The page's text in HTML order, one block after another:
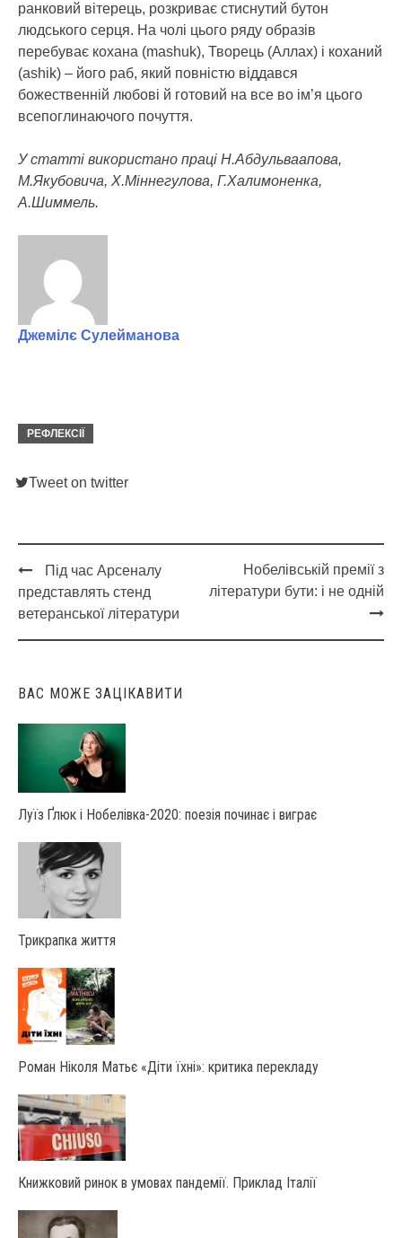
ранковий вітерець, розкриває стиснутий бутон
людського серця. На чолі цього ряду образів
перебуває кохана (mashuk), Творець (Аллах) і коханий
(ashik) – його раб, який повністю віддався
божественній любові й готовий на все во ім’я цього
всепоглинаючого почуття.
У статті використано праці Н.Абдульваапова,
М.Якубовича, Х.Міннегулова, Г.Халимоненка,
А.Шиммель.
Джемілє Сулейманова
РЕФЛЕКСІЇ
Tweet on twitter
Post
navigation
Під час Арсеналу
представлять стенд
ветеранської літератури
Нобелівській премії з
літератури бути: і не одній
ВАС МОЖЕ ЗАЦІКАВИТИ
Луїз Ґлюк і Нобелівка-2020: поезія починає і виграє
Трикрапка життя
Роман Ніколя Матьє «Діти їхні»: критика перекладу
Книжковий ринок в умовах пандемії. Приклад Італії